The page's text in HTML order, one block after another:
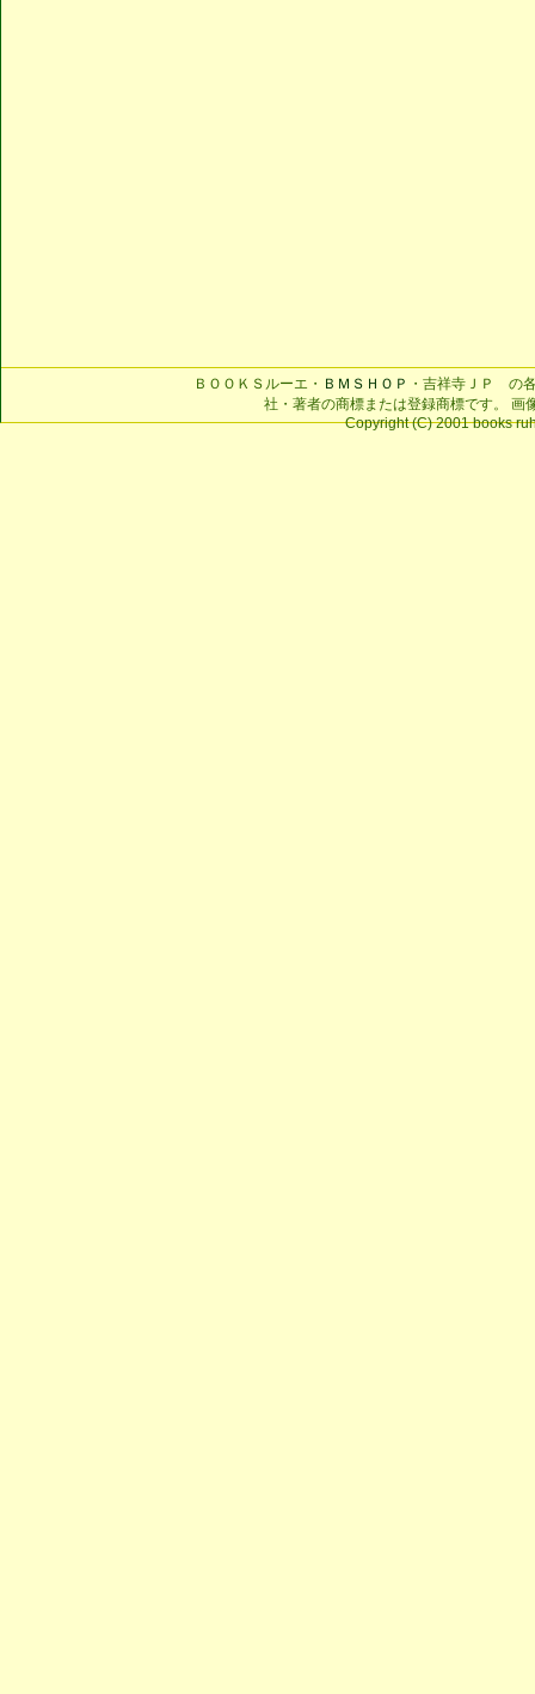
ＢＯＯＫＳルーエ・ ＢＭＳＨＯＰ ・吉祥寺ＪＰ の
社・著者の商標または登録商標です。 画
Copyright (C) 2001 books